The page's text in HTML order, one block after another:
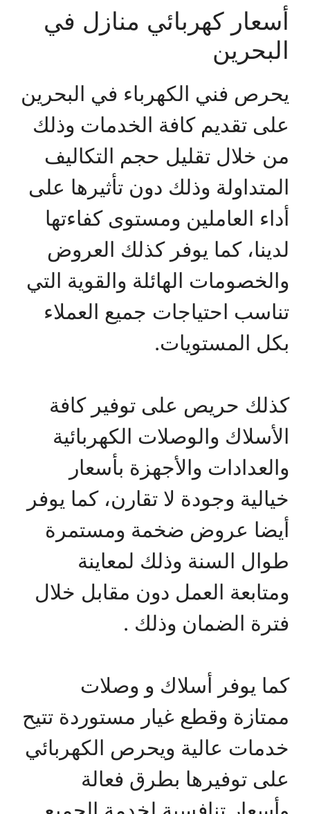
أسعار كهربائي منازل في
البحرين
يحرص فني الكهرباء في البحرين
على تقديم كافة الخدمات وذلك
من خلال تقليل حجم التكاليف
المتداولة وذلك دون تأثيرها على
أداء العاملين ومستوى كفاءتها
لدينا، كما يوفر كذلك العروض
والخصومات الهائلة والقوية التي
تناسب احتياجات جميع العملاء
بكل المستويات.
كذلك حريص على توفير كافة
الأسلاك والوصلات الكهربائية
والعدادات والأجهزة بأسعار
خيالية وجودة لا تقارن، كما يوفر
أيضا عروض ضخمة ومستمرة
طوال السنة وذلك لمعاينة
ومتابعة العمل دون مقابل خلال
فترة الضمان وذلك .
كما يوفر أسلاك و وصلات
ممتازة وقطع غيار مستوردة تتيح
خدمات عالية ويحرص الكهربائي
على توفيرها بطرق فعالة